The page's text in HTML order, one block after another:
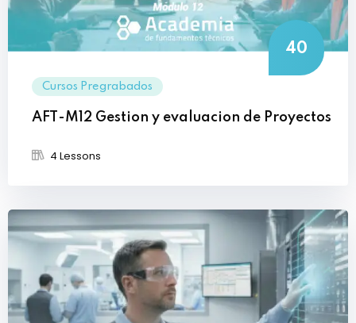
40
Cursos Pregrabados
AFT-M12 Gestion y evaluacion de Proyectos
4 Lessons